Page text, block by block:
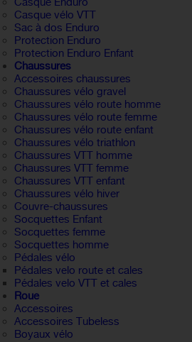
Casque vélo VTT
Sac à dos Enduro
Protection Enduro
Protection Enduro Enfant
Chaussures
Accessoires chaussures
Chaussures vélo gravel
Chaussures vélo route homme
Chaussures vélo route femme
Chaussures vélo route enfant
Chaussures vélo triathlon
Chaussures VTT homme
Chaussures VTT femme
Chaussures VTT enfant
Chaussures vélo hiver
Couvre-chaussures
Socquettes Enfant
Socquettes femme
Socquettes homme
Pédales vélo
Pédales velo route et cales
Pédales velo VTT et cales
Roue
Accessoires
Accessoires Tubeless
Boyaux vélo